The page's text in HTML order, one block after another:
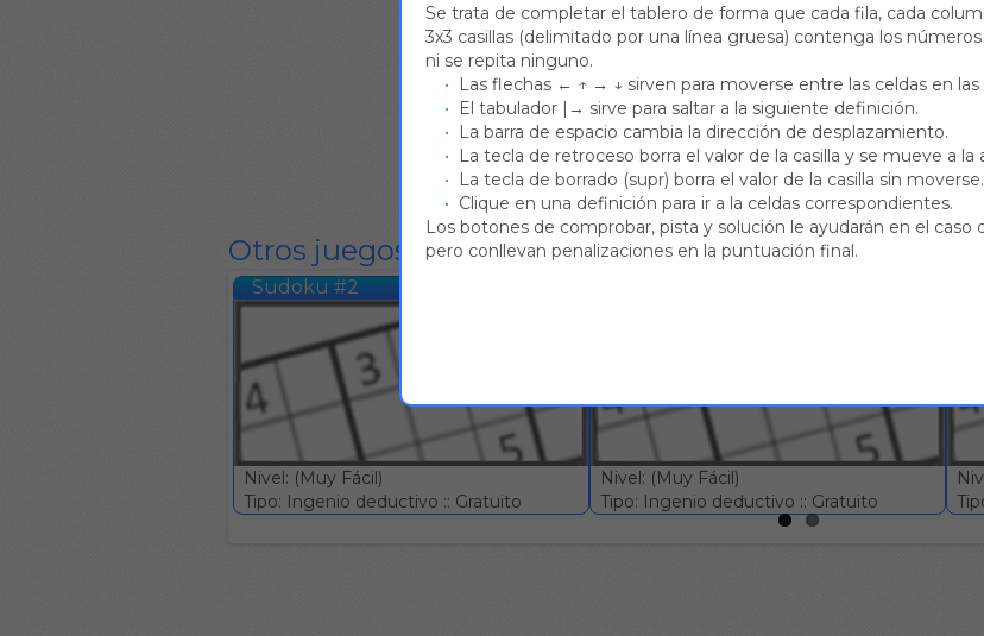
Otros juegos del mismo tipo
Sudoku #2
Nivel: (Muy Fácil)
Tipo: Ingenio deductivo :: Gratuito
Nivel: (Muy Fácil)
Tipo: Ingenio deductivo :: Gratuito
Se trata de completar el tablero de forma que cada fila, cada
3x3 casillas (delimitado por una línea gruesa) contenga los
ni se repita ninguno.
Las flechas ← ↑ → ↓ sirven para moverse entre las celdas en
El tabulador |→ sirve para saltar a la siguiente definición.
La barra de espacio cambia la dirección de desplazamiento.
La tecla de retroceso borra el valor de la casilla y se mueve a la
La tecla de borrado (supr) borra el valor de la casilla sin moverse.
Clique en una definición para ir a la celdas correspondientes.
Los botones de comprobar, pista y solución le ayudarán en el caso
pero conllevan penalizaciones en la puntuación final.